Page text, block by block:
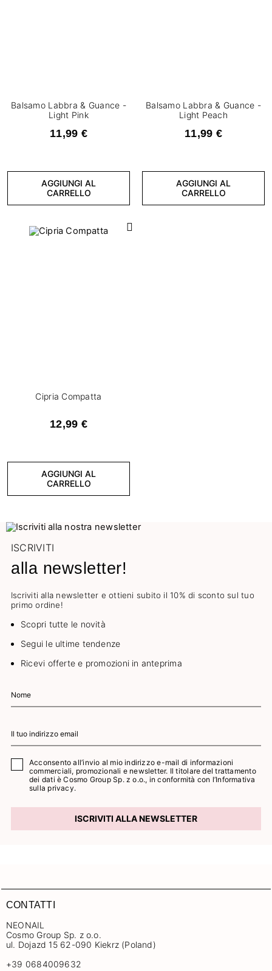
Balsamo Labbra & Guance -
Light Pink
11,99 €
AGGIUNGI AL
CARRELLO
Balsamo Labbra & Guance -
Light Peach
11,99 €
AGGIUNGI AL
CARRELLO
Cipria Compatta
12,99 €
AGGIUNGI AL
CARRELLO
ISCRIVITI
alla newsletter!
Iscriviti alla newsletter e ottieni subito il 10% di sconto sul tuo
primo ordine!
Scopri tutte le novità
Segui le ultime tendenze
Ricevi offerte e promozioni in anteprima
Acconsento all’invio al mio indirizzo e-mail di informazioni
commerciali, promozionali e newsletter. Il titolare del trattamento
dei dati è Cosmo Group Sp. z o.o., in conformità con l’Informativa
sulla privacy.
ISCRIVITI ALLA NEWSLETTER
CONTATTI
NEONAIL
Cosmo Group Sp. z o.o.
ul. Dojazd 15 62-090 Kiekrz (Poland)
+39 0684009632